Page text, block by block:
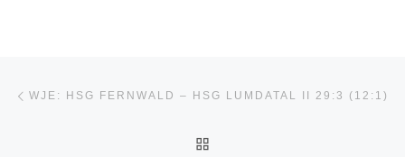
WJE: HSG FERNWALD – HSG LUMDATAL II 29:3 (12:1)